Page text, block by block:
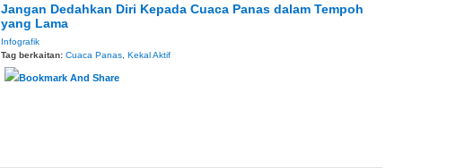
Jangan Dedahkan Diri Kepada Cuaca Panas dalam Tempoh
yang Lama
Infografik
Tag berkaitan: Cuaca Panas Kekal Aktif